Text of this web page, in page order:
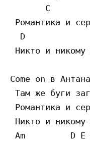
C
Романтика и
D
Никто и
Come on в
Там же буги
Романтика и
Никто и
Am         D E